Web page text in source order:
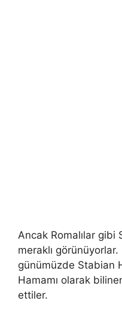
Ancak Romalılar gibi
meraklı
günümüzde Stabian
Hamamı olarak
ettiler.